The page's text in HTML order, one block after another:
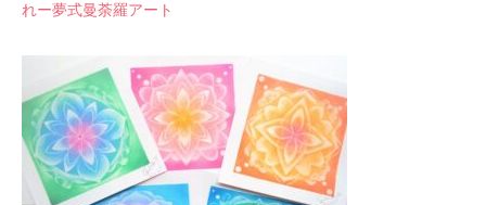
れー夢式曼荼羅アート